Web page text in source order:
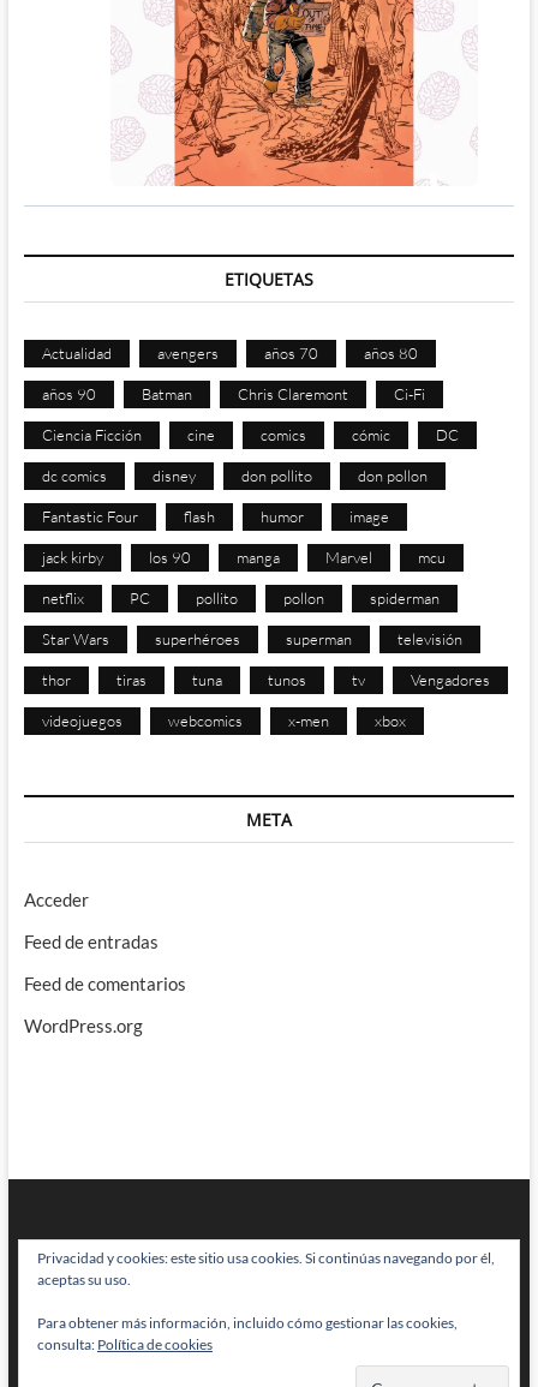
ETIQUETAS
Actualidad avengers años 70 años 80
años 90 Batman Chris Claremont Ci-Fi
Ciencia Ficción cine comics cómic DC
dc comics disney don pollito don pollon
Fantastic Four flash humor image
jack kirby los 90 manga Marvel mcu
netflix PC pollito pollon spiderman
Star Wars superhéroes superman televisión
thor tiras tuna tunos tv Vengadores
videojuegos webcomics x-men xbox
META
Acceder
Feed de entradas
Feed de comentarios
WordPress.org
BRAINSTOMPING| Diseñado por:Theme Freesia|WordPress| © Todos
los derechos reservados
Privacidad y cookies: este sitio usa cookies. Si continúas navegando por él,
aceptas su uso.
Para obtener más información, incluido cómo gestionar las cookies,
consulta: Política de cookies